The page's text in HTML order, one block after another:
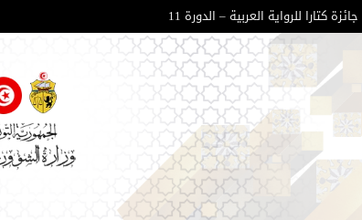
الأيام الوطنية للمطالعة والمعلومات تحت شعار “المكتبة العمومية